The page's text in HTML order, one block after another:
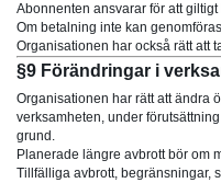
Abonnenten ansvarar för att
Om betalning inte kan
Organisationen har också rätt att
§9 Förändringar i
Organisationen har rätt att ändra
verksamheten, under
grund.
Planerade längre avbrott bör om
Tillfälliga avbrott, begränsningar,